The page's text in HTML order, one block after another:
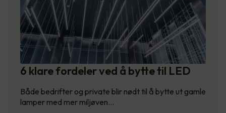
6 klare fordeler ved å bytte til LED
Både bedrifter og private blir nødt til å bytte ut gamle
lamper med mer miljøven…